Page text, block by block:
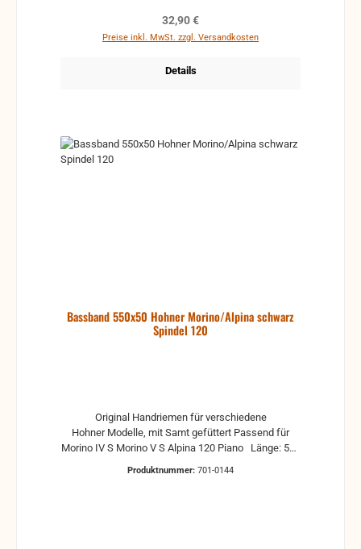
Regulärer Preis:
32,90 €
Preise inkl. MwSt. zzgl. Versandkosten
Details
Bassband 550x50 Hohner Morino/Alpina schwarz
Spindel 120
Original Handriemen für verschiedene
Hohner Modelle, mit Samt gefüttert Passend für
Morino IV S Morino V S Alpina 120 Piano Länge: 550
Produktnummer: 701-0144